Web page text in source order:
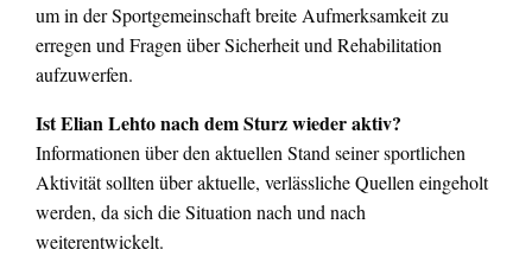
um in der Sportgemeinschaft breite Aufmerksamkeit zu
erregen und Fragen über Sicherheit und Rehabilitation
aufzuwerfen.
Ist Elian Lehto nach dem Sturz wieder aktiv?
Informationen über den aktuellen Stand seiner sportlichen
Aktivität sollten über aktuelle, verlässliche Quellen eingeholt
werden, da sich die Situation nach und nach
weiterentwickelt.